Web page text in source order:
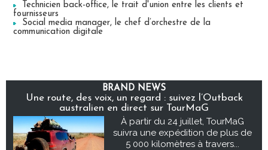
Technicien back-office, le trait d'union entre les clients et
fournisseurs
Social media manager, le chef d’orchestre de la
communication digitale
BRAND NEWS
Une route, des voix, un regard : suivez l’Outback
australien en direct sur TourMaG
À partir du 24 juillet, TourMaG
suivra une expédition de plus de
5 000 kilomètres à travers...